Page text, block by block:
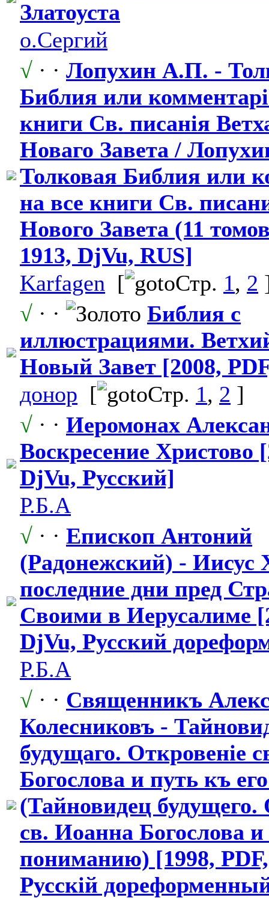
Златоуста
о.Сергий
√ · · Лопухин А.П. -
Библия или
книги Св. писанiя
Новаго Завета /
Толковая Библия или
на все книги Св.
Нового Завета (11
1913, DjVu, RUS]
Karfagen [ Стр. 1, 2
√ · ·
Библия с
иллюстрациям​и.
Новый Завет [2008,
донор [ Стр. 1, 2 ]
√ · · Иеромонах
Воскресение Христово
DjVu, Русский]
Р.Б.А
√ · · Епископ Антоний
(Радонежский) - Иисус
последние дни пред
Своими в Иерусалиме
DjVu, Русский
Р.Б.А
√ · · Священникъ
Колесниковъ -
будущаго. Откровеніе
Богослова и путь къ
(Тайновидец будущего.
св. Иоанна Богослова и
пониманию) [1998,
Русскiй дореформенны